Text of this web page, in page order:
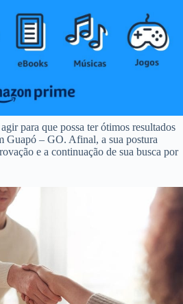
para que possa ter ótimos resultados
Guapó – GO. Afinal, a sua postura
e a continuação de sua busca por